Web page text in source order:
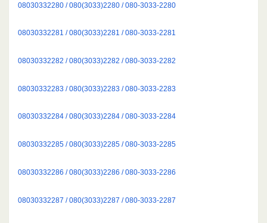
08030332280 / 080(3033)2280 / 080-3033-2280
08030332281 / 080(3033)2281 / 080-3033-2281
08030332282 / 080(3033)2282 / 080-3033-2282
08030332283 / 080(3033)2283 / 080-3033-2283
08030332284 / 080(3033)2284 / 080-3033-2284
08030332285 / 080(3033)2285 / 080-3033-2285
08030332286 / 080(3033)2286 / 080-3033-2286
08030332287 / 080(3033)2287 / 080-3033-2287